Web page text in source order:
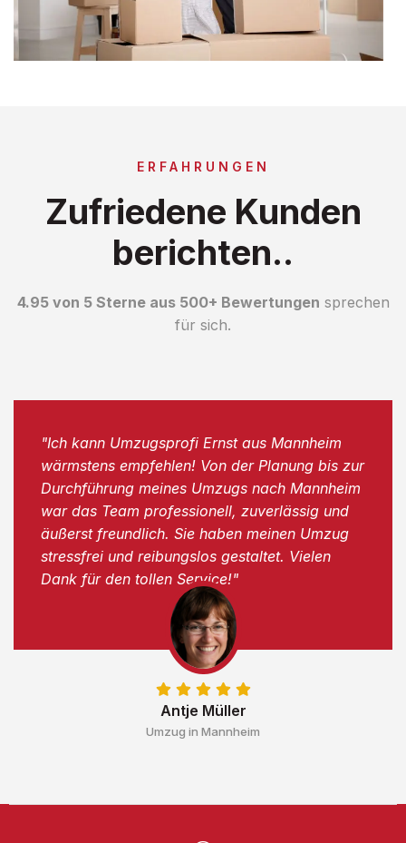
ERFAHRUNGEN
Zufriedene Kunden
berichten..
4.95 von 5 Sterne aus 500+ Bewertungen sprechen
für sich.
Antje Müller
Umzug in Mannheim
"Ich kann Umzugsprofi Ernst aus Mannheim
wärmstens empfehlen! Von der Planung bis zur
Durchführung meines Umzugs nach Mannheim
war das Team professionell, zuverlässig und
äußerst freundlich. Sie haben meinen Umzug
stressfrei und reibungslos gestaltet. Vielen
Dank für den tollen Service!"